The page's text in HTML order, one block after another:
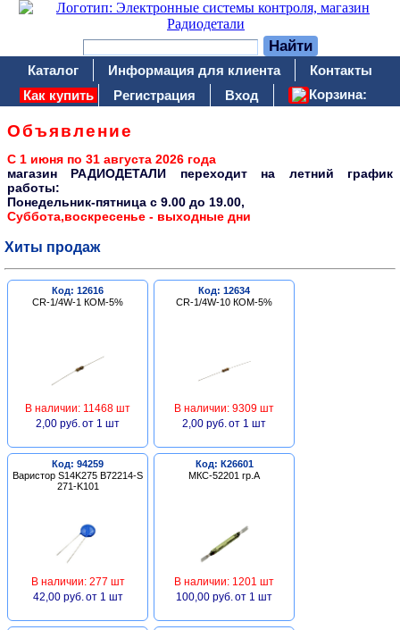
Каталог Информация для клиента
Контакты
Как купить
Регистрация Вход Корзина:
Объявление
С 1 июня по 31 августа 2026 года
магазин РАДИОДЕТАЛИ переходит на летний график
работы:
Понедельник-пятница c 9.00 до 19.00,
Суббота,воскресенье - выходные дни
Хиты продаж
Код: 12616
CR-1/4W-1 КОМ-5%
В наличии: 11468 шт
2,00 руб. от 1 шт
Код: 12634
CR-1/4W-10 КОМ-5%
В наличии: 9309 шт
2,00 руб. от 1 шт
Код: 94259
Варистор S14K275 B72214-S
271-K101
В наличии: 277 шт
42,00 руб. от 1 шт
Код: К26601
МКС-52201 гр.А
В наличии: 1201 шт
100,00 руб. от 1 шт